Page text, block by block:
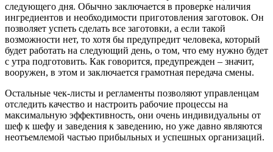
следующего дня. Обычно заключается в проверке наличия
ингредиентов и необходимости приготовления заготовок. Он
позволяет успеть сделать все заготовки, а если такой
возможности нет, то хотя бы предупредит человека, который
будет работать на следующий день, о том, что ему нужно будет
с утра подготовить. Как говорится, предупрежден – значит,
вооружен, в этом и заключается грамотная передача смены.
Остальные чек-листы и регламенты позволяют управленцам
отследить качество и настроить рабочие процессы на
максимальную эффективность, они очень индивидуальны от
шеф к шефу и заведения к заведению, но уже давно являются
неотъемлемой частью прибыльных и успешных организаций.